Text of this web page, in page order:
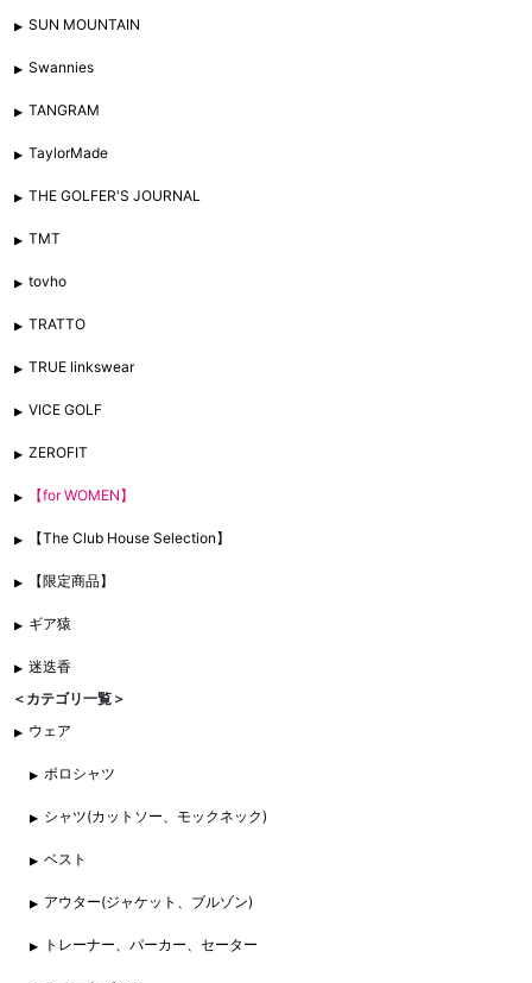
SUN MOUNTAIN
Swannies
TANGRAM
TaylorMade
THE GOLFER'S JOURNAL
TMT
tovho
TRATTO
TRUE linkswear
VICE GOLF
ZEROFIT
【for WOMEN】
【The Club House Selection】
【限定商品】
ギア猿
迷迭香
＜カテゴリ一覧＞
ウェア
ポロシャツ
シャツ(カットソー、モックネック)
ベスト
アウター(ジャケット、ブルゾン)
トレーナー、パーカー、セーター